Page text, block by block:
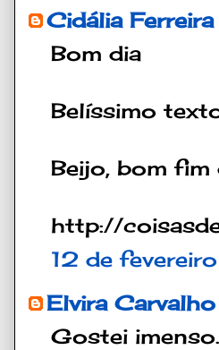
Cidália Ferreira
Bom dia
Belíssimo
Beijo, bom fim
http://
12 de
Elvira Carvalho
Gostei